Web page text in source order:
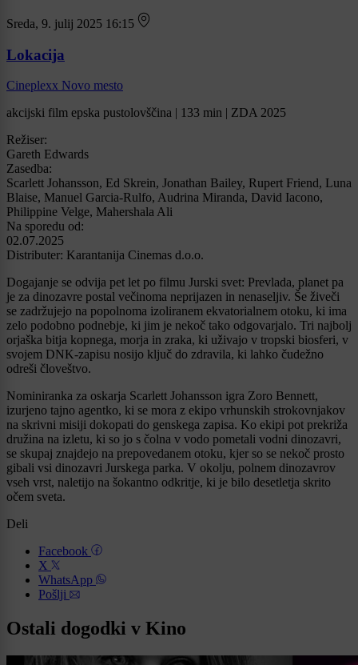
Sreda, 9. julij 2025 16:15
Lokacija
Cineplexx Novo mesto
akcijski film epska pustolovščina | 133 min | ZDA 2025
Režiser:
Gareth Edwards
Zasedba:
Scarlett Johansson, Ed Skrein, Jonathan Bailey, Rupert Friend, Luna
Blaise, Manuel Garcia-Rulfo, Audrina Miranda, David Iacono,
Philippine Velge, Mahershala Ali
Na sporedu od:
02.07.2025
Distributer: Karantanija Cinemas d.o.o.
Dogajanje se odvija pet let po filmu Jurski svet: Prevlada, planet pa
je za dinozavre postal večinoma neprijazen in nenaseljiv. Še živeči
se zadržujejo na popolnoma izoliranem ekvatorialnem otoku, ki ima
zelo podobno podnebje, ki jim je nekoč tako odgovarjalo. Tri najbolj
orjaška bitja kopnega, morja in zraka, ki uživajo v tropski biosferi, v
svojem DNK-zapisu nosijo ključ do zdravila, ki lahko čudežno
odreši človeštvo.
Nominiranka za oskarja Scarlett Johansson igra Zoro Bennett,
izurjeno tajno agentko, ki se mora z ekipo vrhunskih strokovnjakov
na skrivni misiji dokopati do genskega zapisa. Ko ekipi pot prekriža
družina na izletu, ki so jo s čolna v vodo pometali vodni dinozavri,
se skupaj znajdejo na prepovedanem otoku, kjer so se nekoč prosto
gibali vsi dinozavri Jurskega parka. V okolju, polnem dinozavrov
vseh vrst, naletijo na šokantno odkritje, ki je bilo desetletja skrito
očem sveta.
Deli
Facebook
X
WhatsApp
Pošlji
Ostali dogodki v Kino